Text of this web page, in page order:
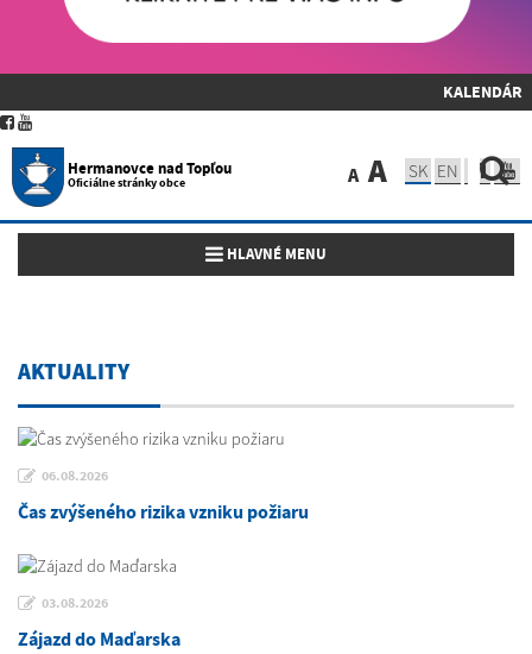
KALENDÁR
Hermanovce nad Topľou
Oficiálne stránky obce A A SK EN
Toggle navigation
HLAVNÉ MENU
AKTUALITY
06.08.2026
Čas zvýšeného rizika vzniku požiaru
03.08.2026
Zájazd do Maďarska